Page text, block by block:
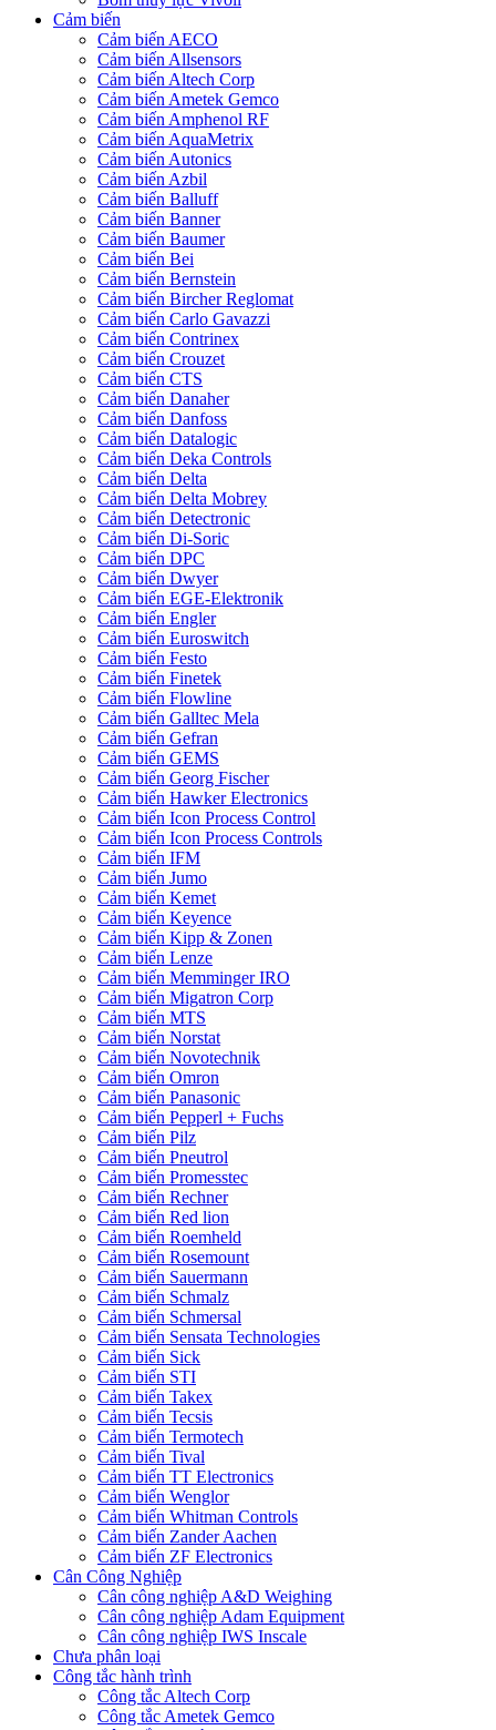
Cảm biến
Cảm biến AECO
Cảm biến Allsensors
Cảm biến Altech Corp
Cảm biến Ametek Gemco
Cảm biến Amphenol RF
Cảm biến AquaMetrix
Cảm biến Autonics
Cảm biến Azbil
Cảm biến Balluff
Cảm biến Banner
Cảm biến Baumer
Cảm biến Bei
Cảm biến Bernstein
Cảm biến Bircher Reglomat
Cảm biến Carlo Gavazzi
Cảm biến Contrinex
Cảm biến Crouzet
Cảm biến CTS
Cảm biến Danaher
Cảm biến Danfoss
Cảm biến Datalogic
Cảm biến Deka Controls
Cảm biến Delta
Cảm biến Delta Mobrey
Cảm biến Detectronic
Cảm biến Di-Soric
Cảm biến DPC
Cảm biến Dwyer
Cảm biến EGE-Elektronik
Cảm biến Engler
Cảm biến Euroswitch
Cảm biến Festo
Cảm biến Finetek
Cảm biến Flowline
Cảm biến Galltec Mela
Cảm biến Gefran
Cảm biến GEMS
Cảm biến Georg Fischer
Cảm biến Hawker Electronics
Cảm biến Icon Process Control
Cảm biến Icon Process Controls
Cảm biến IFM
Cảm biến Jumo
Cảm biến Kemet
Cảm biến Keyence
Cảm biến Kipp & Zonen
Cảm biến Lenze
Cảm biến Memminger IRO
Cảm biến Migatron Corp
Cảm biến MTS
Cảm biến Norstat
Cảm biến Novotechnik
Cảm biến Omron
Cảm biến Panasonic
Cảm biến Pepperl + Fuchs
Cảm biến Pilz
Cảm biến Pneutrol
Cảm biến Promesstec
Cảm biến Rechner
Cảm biến Red lion
Cảm biến Roemheld
Cảm biến Rosemount
Cảm biến Sauermann
Cảm biến Schmalz
Cảm biến Schmersal
Cảm biến Sensata Technologies
Cảm biến Sick
Cảm biến STI
Cảm biến Takex
Cảm biến Tecsis
Cảm biến Termotech
Cảm biến Tival
Cảm biến TT Electronics
Cảm biến Wenglor
Cảm biến Whitman Controls
Cảm biến Zander Aachen
Cảm biến ZF Electronics
Cân Công Nghiệp
Cân công nghiệp A&D Weighing
Cân công nghiệp Adam Equipment
Cân công nghiệp IWS Inscale
Chưa phân loại
Công tắc hành trình
Công tắc Altech Corp
Công tắc Ametek Gemco